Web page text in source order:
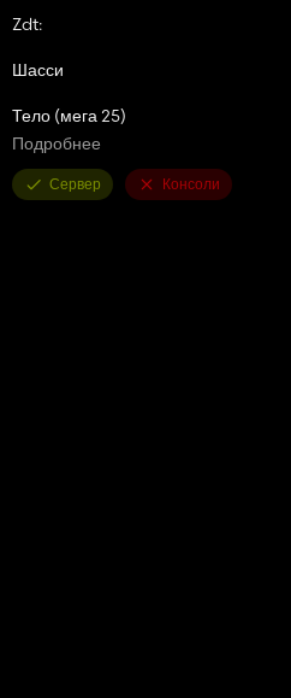
Zdt:
Шасси
Тело (мега 25)
Распределитель навоза (RM25)
Подробнее
Сервер Консоли